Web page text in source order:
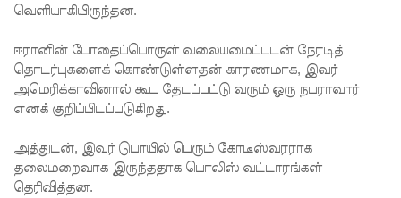
பாகுபாடற்
சேவையே
தரமான
ன்
அடித்தள
வெளியாகியிருந்தன.
ஈரானின் போதைப்பொருள் வலையமைப்புடன் நேரடித்
தொடர்புகளைக் கொண்டுள்ளதன் காரணமாக, இவர்
அமெரிக்காவினால் கூட தேடப்பட்டு வரும் ஒரு நபராவார்
எனக் குறிப்பிடப்படுகிறது.
அத்துடன், இவர் டுபாயில் பெரும் கோடீஸ்வரராக
தலைமறைவாக இருந்ததாக பொலிஸ் வட்டாரங்கள்
தெரிவித்தன.